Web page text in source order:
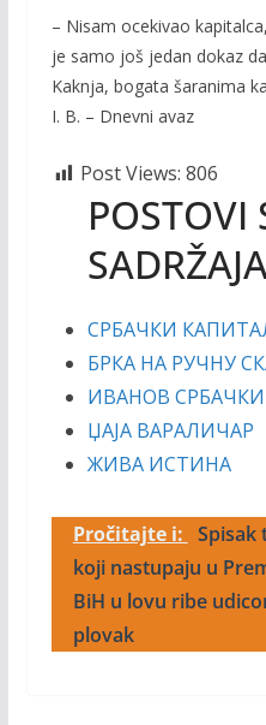
o
k
n
k
– Nisam ocekivao
je samo još jedan dokaz
Kaknja, bogata šaranima
I. B. – Dnevni avaz
Post Views: 806
POSTOVI
СРБАЧКИ
БРКА НА РУЧНУ
ИВАНОВ
ЏАЈА ВАРАЛИЧАР
ЖИВА ИСТИНА
Pročitajte i: Spisak
koji nastupaju u
BiH u lovu ribe
plovak